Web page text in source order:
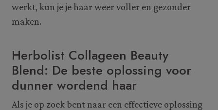
werkt, kun je je haar weer voller en gezonder
maken.
Herbolist Collageen Beauty
Blend: De beste oplossing voor
dunner wordend haar
Als je op zoek bent naar een effectieve oplossing